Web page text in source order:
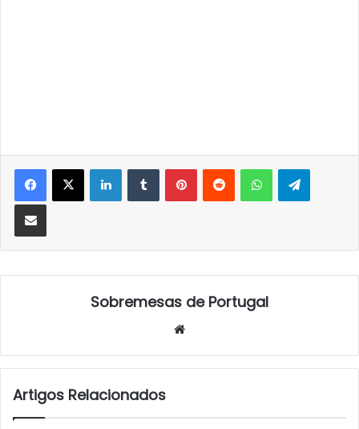
LinkedInTumblrPinterestReddit WhatsApp
Partilhar Via Email
Sobremesas de Portugal
Artigos Relacionados